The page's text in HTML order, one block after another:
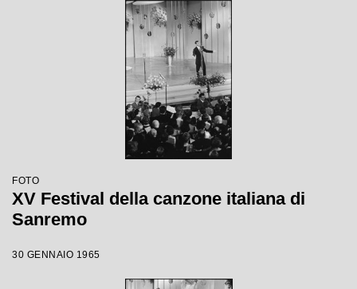
FOTO
XV Festival della canzone italiana di
Sanremo
30 GENNAIO 1965